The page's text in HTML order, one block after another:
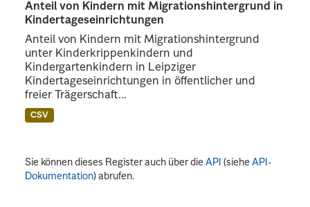
Anteil von Kindern mit Migrationshintergrund in
Kindertageseinrichtungen
Anteil von Kindern mit Migrationshintergrund
unter Kinderkrippenkindern und
Kindergartenkindern in Leipziger
Kindertageseinrichtungen in öffentlicher und
freier Trägerschaft...
CSV
Sie können dieses Register auch über dieAPI (sieheAPI-
Dokumentation) abrufen.